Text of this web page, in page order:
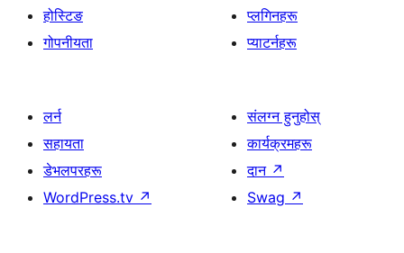
होस्टिङ
गोपनीयता
प्लगिनहरू
प्याटर्नहरू
लर्न
सहायता
डेभलपरहरू
WordPress.tv ↗
संलग्न हुनुहोस्
कार्यक्रमहरू
दान ↗
Swag ↗